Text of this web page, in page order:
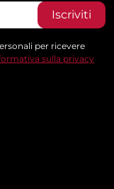
Iscriviti
per ricevere
sulla privacy